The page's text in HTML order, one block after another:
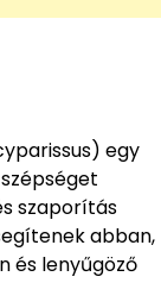
egy
szaporítás
abban,
és lenyűgöző